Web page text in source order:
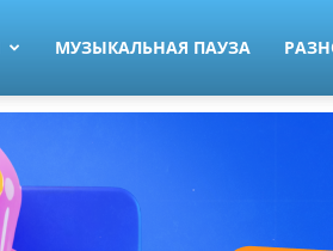
МУЗЫКАЛЬНАЯ ПАУЗА